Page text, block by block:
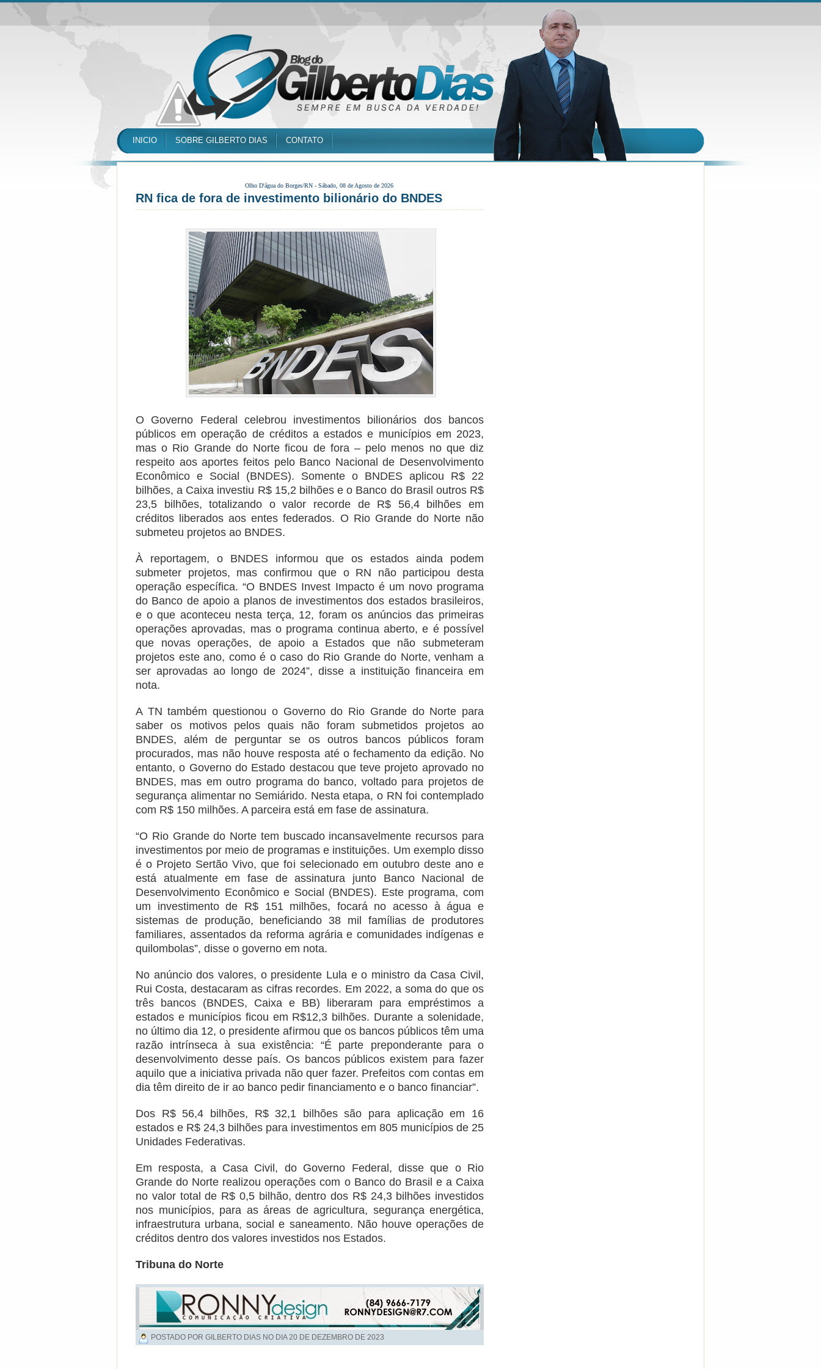
INICIO SOBRE GILBERTO DIAS CONTATO
Olho D'água do Borges/RN - Sábado, 08 de Agosto de 2026
RN fica de fora de investimento bilionário do BNDES
O Governo Federal celebrou investimentos bilionários dos bancos
públicos em operação de créditos a estados e municípios em 2023,
mas o Rio Grande do Norte ficou de fora – pelo menos no que diz
respeito aos aportes feitos pelo Banco Nacional de Desenvolvimento
Econômico e Social (BNDES). Somente o BNDES aplicou R$ 22
bilhões, a Caixa investiu R$ 15,2 bilhões e o Banco do Brasil outros R$
23,5 bilhões, totalizando o valor recorde de R$ 56,4 bilhões em
créditos liberados aos entes federados. O Rio Grande do Norte não
submeteu projetos ao BNDES.
À reportagem, o BNDES informou que os estados ainda podem
submeter projetos, mas confirmou que o RN não participou desta
operação específica. “O BNDES Invest Impacto é um novo programa
do Banco de apoio a planos de investimentos dos estados brasileiros,
e o que aconteceu nesta terça, 12, foram os anúncios das primeiras
operações aprovadas, mas o programa continua aberto, e é possível
que novas operações, de apoio a Estados que não submeteram
projetos este ano, como é o caso do Rio Grande do Norte, venham a
ser aprovadas ao longo de 2024”, disse a instituição financeira em
nota.
A TN também questionou o Governo do Rio Grande do Norte para
saber os motivos pelos quais não foram submetidos projetos ao
BNDES, além de perguntar se os outros bancos públicos foram
procurados, mas não houve resposta até o fechamento da edição. No
entanto, o Governo do Estado destacou que teve projeto aprovado no
BNDES, mas em outro programa do banco, voltado para projetos de
segurança alimentar no Semiárido. Nesta etapa, o RN foi contemplado
com R$ 150 milhões. A parceira está em fase de assinatura.
“O Rio Grande do Norte tem buscado incansavelmente recursos para
investimentos por meio de programas e instituições. Um exemplo disso
é o Projeto Sertão Vivo, que foi selecionado em outubro deste ano e
está atualmente em fase de assinatura junto Banco Nacional de
Desenvolvimento Econômico e Social (BNDES). Este programa, com
um investimento de R$ 151 milhões, focará no acesso à água e
sistemas de produção, beneficiando 38 mil famílias de produtores
familiares, assentados da reforma agrária e comunidades indígenas e
quilombolas”, disse o governo em nota.
No anúncio dos valores, o presidente Lula e o ministro da Casa Civil,
Rui Costa, destacaram as cifras recordes. Em 2022, a soma do que os
três bancos (BNDES, Caixa e BB) liberaram para empréstimos a
estados e municípios ficou em R$12,3 bilhões. Durante a solenidade,
no último dia 12, o presidente afirmou que os bancos públicos têm uma
razão intrínseca à sua existência: “É parte preponderante para o
desenvolvimento desse país. Os bancos públicos existem para fazer
aquilo que a iniciativa privada não quer fazer. Prefeitos com contas em
dia têm direito de ir ao banco pedir financiamento e o banco financiar”.
Dos R$ 56,4 bilhões, R$ 32,1 bilhões são para aplicação em 16
estados e R$ 24,3 bilhões para investimentos em 805 municípios de 25
Unidades Federativas.
Em resposta, a Casa Civil, do Governo Federal, disse que o Rio
Grande do Norte realizou operações com o Banco do Brasil e a Caixa
no valor total de R$ 0,5 bilhão, dentro dos R$ 24,3 bilhões investidos
nos municípios, para as áreas de agricultura, segurança energética,
infraestrutura urbana, social e saneamento. Não houve operações de
créditos dentro dos valores investidos nos Estados.
Tribuna do Norte
POSTADO POR GILBERTO DIAS NO DIA20 DE DEZEMBRO DE 2023